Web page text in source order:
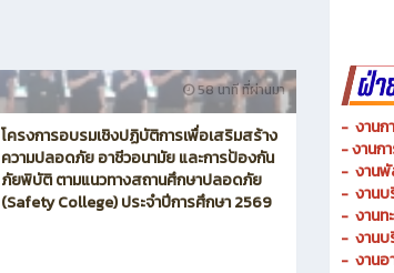
58 นาที ที่ผ่านมา
โครงการอบรมเชิงปฏิบัติการเพื่อเสริมสร้าง
ความปลอดภัย อาชีวอนามัย และการป้องกัน
ภัยพิบัติ ตามแนวทางสถานศึกษาปลอดภัย
(Safety College) ประจำปีการศึกษา 2569
- งานก
-งานก
- งาน
- งาน
- งานท
- งานบ
- งานอ